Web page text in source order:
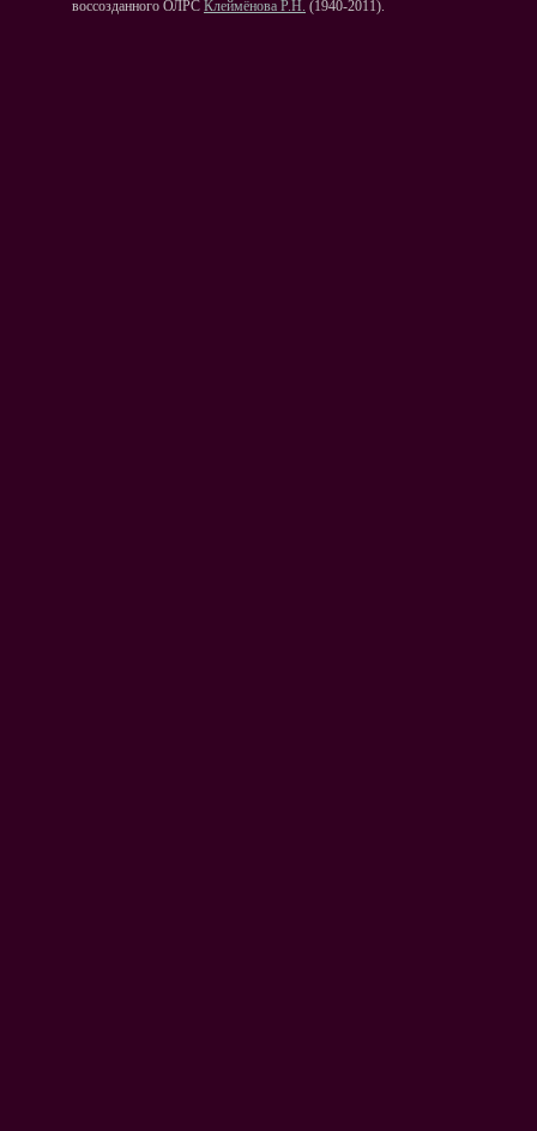
воссозданного ОЛРС Клеймёнова Р.Н. (1940-2011).